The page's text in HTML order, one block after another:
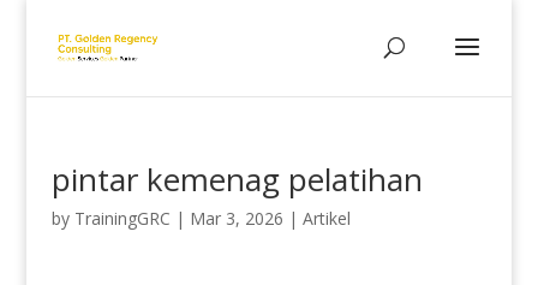
pintar kemenag pelatihan
by TrainingGRC | Mar 3, 2026 | Artikel